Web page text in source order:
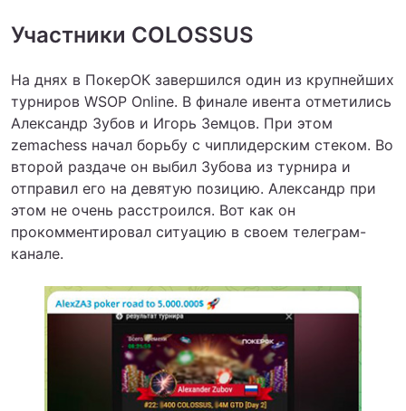
Участники COLOSSUS
На днях в ПокерОК завершился один из крупнейших
турниров WSOP Online. В финале ивента отметились
Александр Зубов и Игорь Земцов. При этом
zemachess начал борьбу с чиплидерским стеком. Во
второй раздаче он выбил Зубова из турнира и
отправил его на девятую позицию. Александр при
этом не очень расстроился. Вот как он
прокомментировал ситуацию в своем телеграм-
канале.